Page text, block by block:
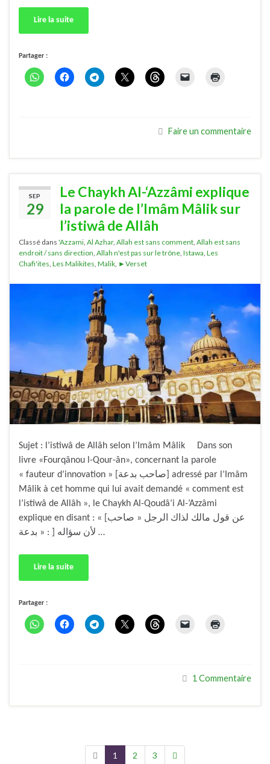
Lire la suite
Partager :
Faire un commentaire
SEP
29
Le Chaykh Al-‘Azzâmi explique
la parole de l’Imâm Mâlik sur
l’istiwâ de Allâh
Classé dans 'Azzami, Al Azhar, Allah est sans comment, Allah est sans
endroit / sans direction, Allah n'est pas sur le trône, Istawa, Les
Chafi'ites, Les Malikites, Malik, ►Verset
Sujet : l’istiwâ de Allâh selon l’Imâm Mâlik Dans son
livre «Fourqânou l-Qour-ân», concernant la parole
« fauteur d’innovation » [صاحب بدعة] adressé par l’Imâm
Mâlik à cet homme qui lui avait demandé « comment est
l’istiwâ de Allâh », le Chaykh Al-Qoudâ’i Al-’Azzâmi
explique en disant : « [عن قول مالك لذاك الرجل « صاحب
بدعة » : ] لأن سؤاله …
Lire la suite
Partager :
1 Commentaire
1 2 3